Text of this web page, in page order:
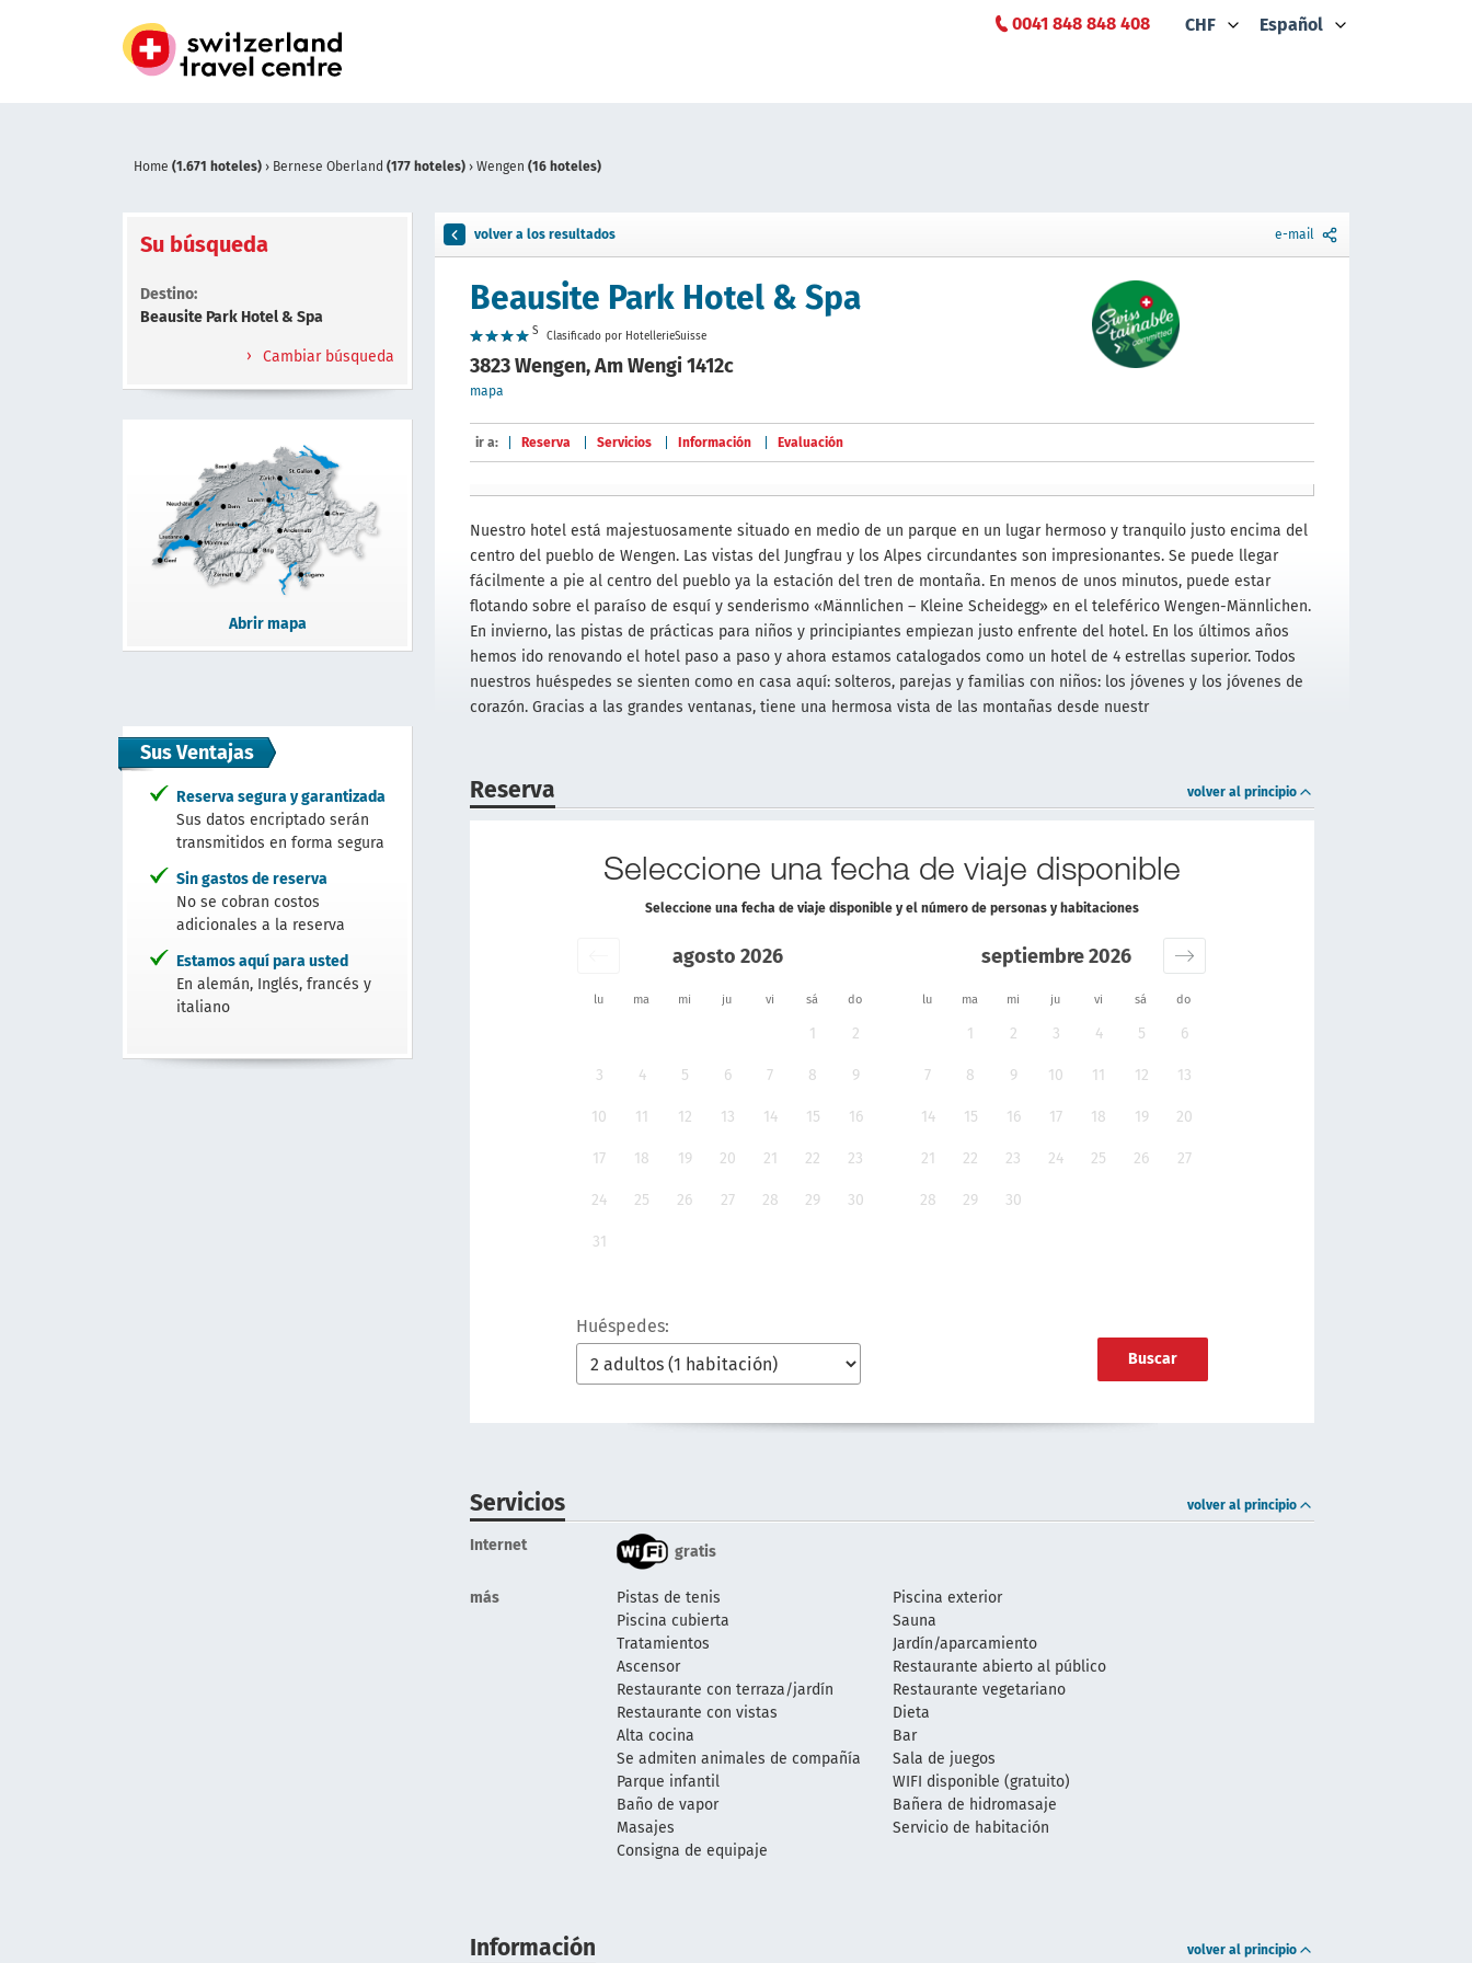
0041 848 848 408 CHF Español
Home (1.671 hoteles) › Bernese Oberland (177 hoteles) › Wengen (16 hoteles)
Su búsqueda
Destino:
Beausite Park Hotel & Spa
Cambiar búsqueda
Abrir mapa
Sus Ventajas
Reserva segura y garantizada
Sus datos encriptado serán
transmitidos en forma segura
Sin gastos de reserva
No se cobran costos
adicionales a la reserva
Estamos aquí para usted
En alemán, Inglés, francés y
italiano
volver a los resultados e-mail
Beausite Park Hotel & Spa
S Clasificado por HotellerieSuisse
3823 Wengen, Am Wengi 1412c
mapa
ir a: Reserva Servicios Información Evaluación
Nuestro hotel está majestuosamente situado en medio de un parque en un lugar hermoso y tranquilo justo encima del
centro del pueblo de Wengen. Las vistas del Jungfrau y los Alpes circundantes son impresionantes. Se puede llegar
fácilmente a pie al centro del pueblo ya la estación del tren de montaña. En menos de unos minutos, puede estar
flotando sobre el paraíso de esquí y senderismo «Männlichen – Kleine Scheidegg» en el teleférico Wengen-Männlichen.
En invierno, las pistas de prácticas para niños y principiantes empiezan justo enfrente del hotel. En los últimos años
hemos ido renovando el hotel paso a paso y ahora estamos catalogados como un hotel de 4 estrellas superior. Todos
nuestros huéspedes se sienten como en casa aquí: solteros, parejas y familias con niños: los jóvenes y los jóvenes de
corazón. Gracias a las grandes ventanas, tiene una hermosa vista de las montañas desde nuestr
Reserva volver al principio
Seleccione una fecha de viaje disponible
Seleccione una fecha de viaje disponible y el número de personas y habitaciones
lu ma mi ju vi sá do lu ma mi ju vi sá do
agosto 2026
1 2
3 4 5 6 7 8 9
10 11 12 13 14 15 16
17 18 19 20 21 22 23
24 25 26 27 28 29 30
31
septiembre 2026
1 2 3 4 5 6
7 8 9 10 11 12 13
14 15 16 17 18 19 20
21 22 23 24 25 26 27
28 29 30
Huéspedes:
Buscar
Servicios volver al principio
Internet gratis
más Pistas de tenis
Piscina exterior
Piscina cubierta
Sauna
Tratamientos
Jardín/aparcamiento
Ascensor
Restaurante abierto al público
Restaurante con terraza/jardín
Restaurante vegetariano
Restaurante con vistas
Dieta
Alta cocina
Bar
Se admiten animales de compañía
Sala de juegos
Parque infantil
WIFI disponible (gratuito)
Baño de vapor
Bañera de hidromasaje
Masajes
Servicio de habitación
Consigna de equipaje
Información volver al principio